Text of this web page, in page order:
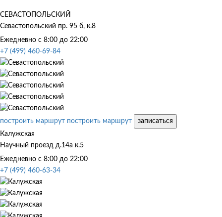
СЕВАСТОПОЛЬСКИЙ
Севастопольский пр. 95 б, к.8
Ежедневно с 8:00 до 22:00
+7 (499) 460-69-84
построить маршрут построить маршрут
записаться
Калужская
Научный проезд д.14а к.5
Ежедневно с 8:00 до 22:00
+7 (499) 460-63-34